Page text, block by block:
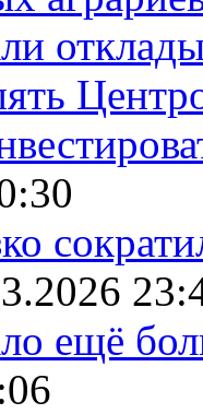
ещё